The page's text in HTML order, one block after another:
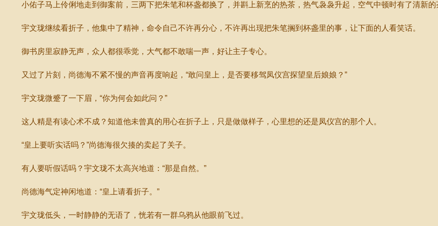
小佑子马上伶俐地走到御案前，三两下把朱笔和杯盏都换了，并斟上新烹的热茶，热气袅袅升起，空气中顿时有了清新的
宇文珑继续看折子，他集中了精神，命令自己不许再分心，不许再出现把朱笔搁到杯盏里的事，让下面的人看笑话。
御书房里寂静无声，众人都很乖觉，大气都不敢喘一声，好让主子专心。
又过了片刻，尚德海不紧不慢的声音再度响起，“敢问皇上，是否要移驾凤仪宫探望皇后娘娘？”
宇文珑微蹙了一下眉，“你为何会如此问？”
这人精是有读心术不成？知道他未曾真的用心在折子上，只是做做样子，心里想的还是凤仪宫的那个人。
“皇上要听实话吗？”尚德海很欠揍的卖起了关子。
有人要听假话吗？宇文珑不太高兴地道：“那是自然。”
尚德海气定神闲地道：“皇上请看折子。”
宇文珑低头，一时静静的无语了，恍若有一群乌鸦从他眼前飞过。